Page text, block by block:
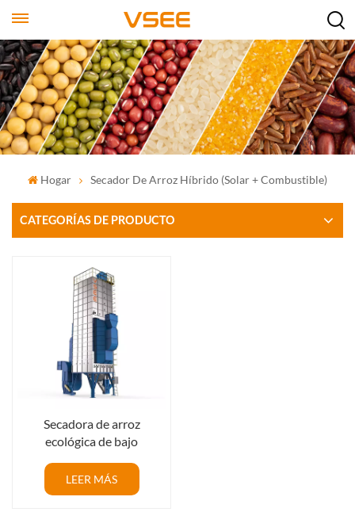
Hogar Secador De Arroz Híbrido (solar + Combustible)
CATEGORÍAS DE PRODUCTO
Secadora de arroz
ecológica de bajo
operativo y mejor retorno
de la inversión
LEER MÁS